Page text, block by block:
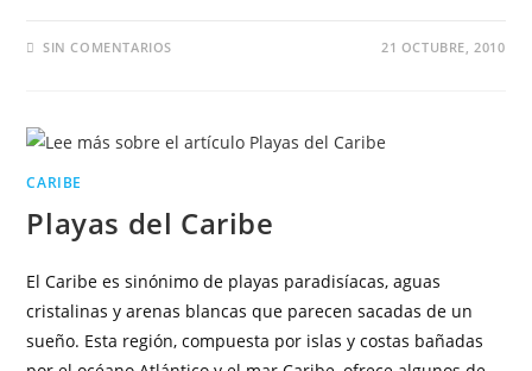
SIN COMENTARIOS 21 OCTUBRE, 2010
CARIBE
Playas del Caribe
El Caribe es sinónimo de playas paradisíacas, aguas
cristalinas y arenas blancas que parecen sacadas de un
sueño. Esta región, compuesta por islas y costas bañadas